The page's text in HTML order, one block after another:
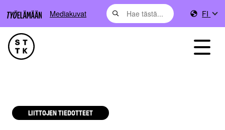
Mediakuvat FI
LIITTOJEN TIEDOTTEET